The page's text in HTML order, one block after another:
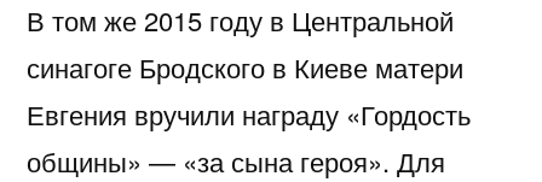
В том же 2015 году в Центральной
синагоге Бродского в Киеве матери
Евгения вручили награду «Гордость
общины» — «за сына героя». Для